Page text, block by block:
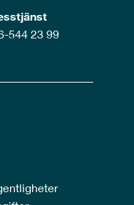
544 23 99